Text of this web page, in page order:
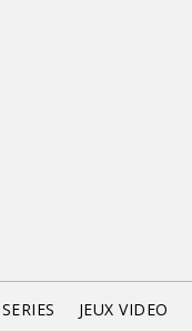
SERIES JEUX VIDEO